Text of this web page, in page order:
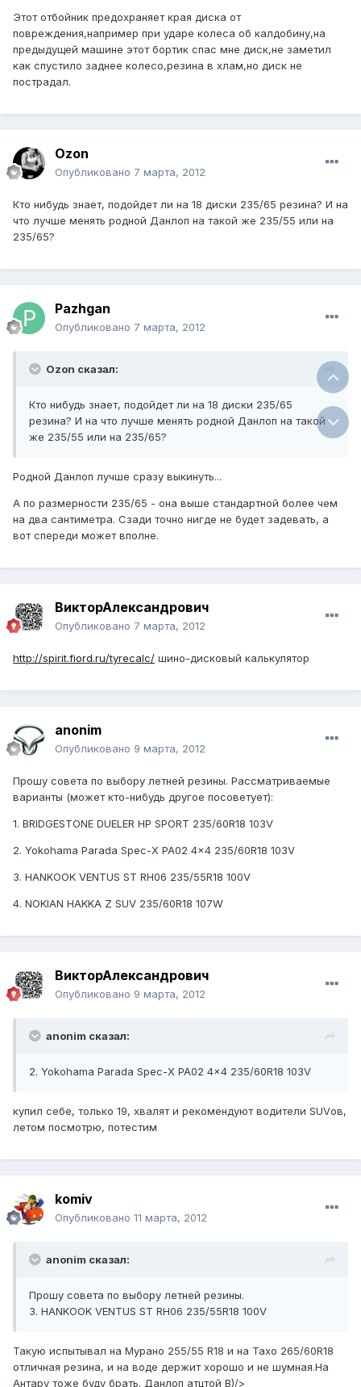
Этот отбойник предохраняет края диска от
повреждения,например при ударе колеса об калдобину,на
предыдущей машине этот бортик спас мне диск,не заметил
как спустило заднее колесо,резина в хлам,но диск не
пострадал.
Ozon
Опубликовано 7 марта, 2012
Кто нибудь знает, подойдет ли на 18 диски 235/65 резина? И на
что лучше менять родной Данлоп на такой же 235/55 или на
235/65?
Pazhgan
Опубликовано 7 марта, 2012
Ozon сказал:
Кто нибудь знает, подойдет ли на 18 диски 235/65
резина? И на что лучше менять родной Данлоп на такой
же 235/55 или на 235/65?
Родной Данлоп лучше сразу выкинуть...
А по размерности 235/65 - она выше стандартной более чем
на два сантиметра. Сзади точно нигде не будет задевать, а
вот спереди может вполне.
ВикторАлександрович
Опубликовано 7 марта, 2012
http://spirit.fiord.ru/tyrecalc/ шино-дисковый калькулятор
anonim
Опубликовано 9 марта, 2012
Прошу совета по выбору летней резины. Рассматриваемые
варианты (может кто-нибудь другое посоветует):
1. BRIDGESTONE DUELER HP SPORT 235/60R18 103V
2. Yokohama Parada Spec-X PA02 4x4 235/60R18 103V
3. HANKOOK VENTUS ST RH06 235/55R18 100V
4. NOKIAN HAKKA Z SUV 235/60R18 107W
ВикторАлександрович
Опубликовано 9 марта, 2012
anonim сказал:
2. Yokohama Parada Spec-X PA02 4x4 235/60R18 103V
купил себе, только 19, хвалят и рекомендуют водители SUVов,
летом посмотрю, потестим
komiv
Опубликовано 11 марта, 2012
anonim сказал:
Прошу совета по выбору летней резины.
3. HANKOOK VENTUS ST RH06 235/55R18 100V
Такую испытывал на Мурано 255/55 R18 и на Тахо 265/60R18
отличная резина, и на воде держит хорошо и не шумная.На
Антару тоже буду брать. Данлоп атцтой B)/>